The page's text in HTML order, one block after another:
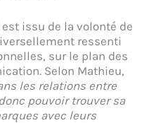
est issu de la volonté de
ressenti
sur le plan des
Selon Mathieu,
les relations entre
pouvoir trouver sa
avec leurs